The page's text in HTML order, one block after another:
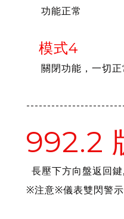
功能正常
模式4
關閉功能，一切正
992.2
長壓下方向盤返回
※注意※儀表雙閃警